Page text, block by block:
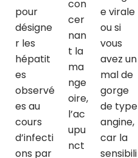
pour
désigne
r les
hépatit
es
observé
es au
cours
d’infecti
ons par
con
cer
nan
t la
ma
nge
oire,
l’ac
upu
nct
e virale
ou si
vous
avez un
mal de
gorge
de type
angine,
car la
sensibili